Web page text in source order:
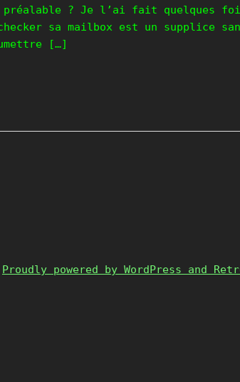
préalable ? Je l’ai fait quelques
sa mailbox est un supplice
[…]
Proudly powered by WordPress and